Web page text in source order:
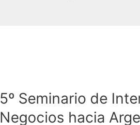
5º Seminario de
Negocios hacia